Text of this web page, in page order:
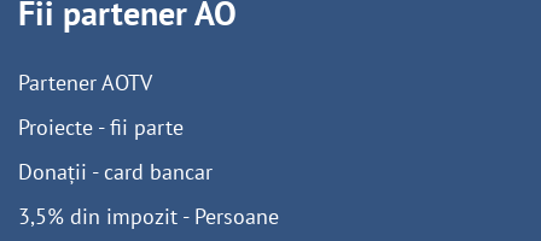
Fii partener AO
Partener AOTV
Proiecte - fii parte
Donații - card bancar
3,5% din impozit - Persoane